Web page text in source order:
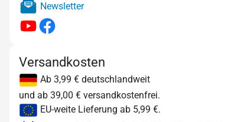
Newsletter
Versandkosten
Ab 3,99 € deutschlandweit
und ab 39,00 € versandkostenfrei.
EU-weite Lieferung ab 5,99 €.